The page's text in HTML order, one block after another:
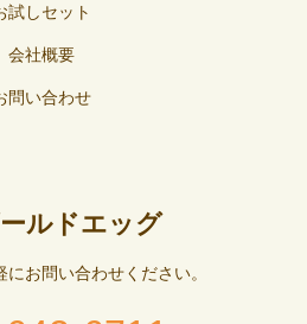
試しセット
会社概要
問い合わせ
ルドエッグ
お問い合わせください。